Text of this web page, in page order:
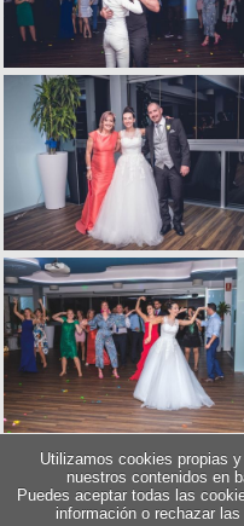
Utilizamos cookies propias
nuestros contenidos en
Puedes aceptar todas las
información o rechazar